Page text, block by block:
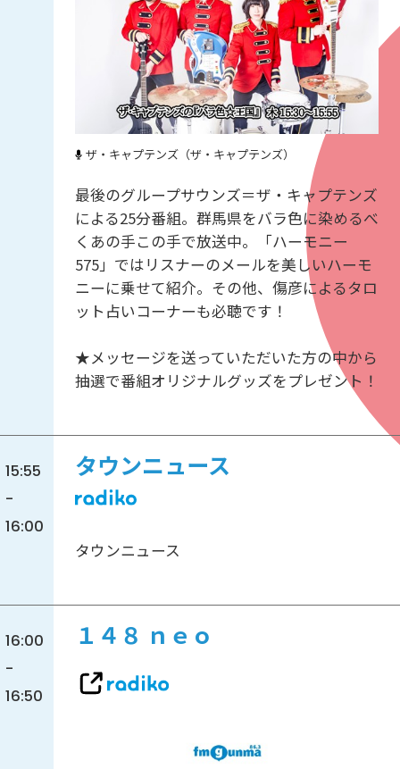
ザ・キャプテンズ（ザ・キャプテンズ）
最後のグループサウンズ＝ザ・キャプテンズ
による25分番組。群馬県をバラ色に染めるべ
くあの手この手で放送中。「ハーモニー
575」ではリスナーのメールを美しいハーモ
ニーに乗せて紹介。その他、傷彦によるタロ
ット占いコーナーも必聴です！
★メッセージを送っていただいた方の中から
抽選で番組オリジナルグッズをプレゼント！
15:55
-
16:00
タウンニュース
タウンニュース
16:00
-
16:50
１４８ ｎｅｏ